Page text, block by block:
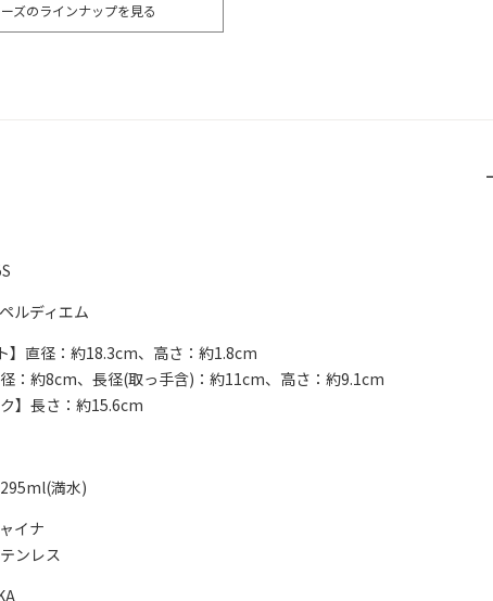
ズのラインナップを見る
ルディエム
】直径：約18.3cm、高さ：約1.8cm
径：約8cm、長径(取っ手含)：約11cm、高さ：約9.1cm
】長さ：約15.6cm
295ml(満水)
イナ
ンレス